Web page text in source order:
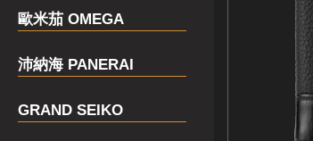
歐米茄 OMEGA
沛納海 PANERAI
GRAND SEIKO